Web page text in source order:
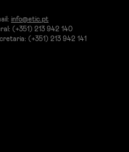
info@etic.pt
(+351) 213 942 140
(+351) 213 942 141